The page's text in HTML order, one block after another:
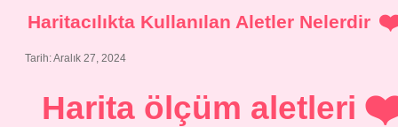
Haritacılıkta Kullanılan Aletler Nelerdir
Tarih: Aralık 27, 2024
Harita ölçüm aletleri